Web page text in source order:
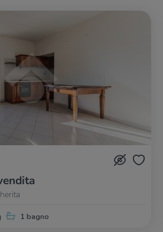
1 bagno